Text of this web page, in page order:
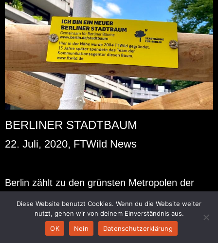
BERLINER STADTBAUM
22. Juli, 2020, FTWild News
Ber­lin zählt zu den grüns­ten Me­tro­po­len der
die Luft­qua­li­tät in Städ­ten wei­ter zu stei­gern.
Bäume sind in die­ser Hin­sicht wahre Hel­den, sie
Diese Website benutzt Cookies. Wenn du die Website weiter
nutzt, gehen wir von deinem Einverständnis aus.
OK
Nein Datenschutzerklärung